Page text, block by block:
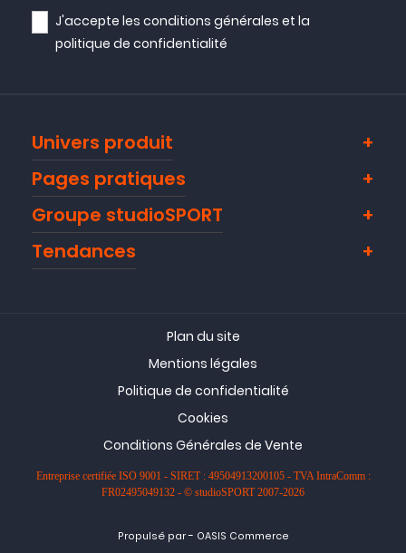
J'accepte lesconditions générales et la
politique de confidentialité
Univers produit
Pages pratiques
Groupe studioSPORT
Tendances
Plan du site
Mentions légales
Politique de confidentialité
Cookies
Conditions Générales de Vente
Entreprise certifiée ISO 9001 - SIRET : 49504913200105 - TVA IntraComm :
FR02495049132 - © studioSPORT 2007-2026
Propulsé par- OASIS Commerce